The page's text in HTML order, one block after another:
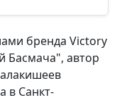
бренда Victory
Басмача", автор
в Санкт-